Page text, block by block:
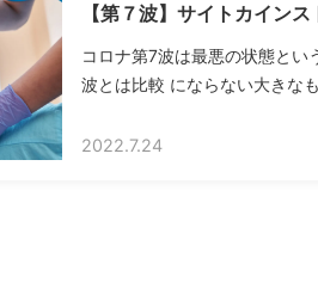
【第７波】サイトカイン
コロナ第7波は最悪の状態と
波とは比較 にならない大きな
2022.7.24